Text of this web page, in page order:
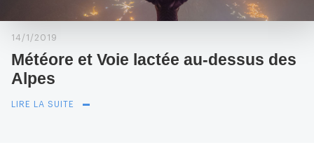
14/1/2019
Météore et Voie lactée au-dessus des
Alpes
LIRE LA SUITE